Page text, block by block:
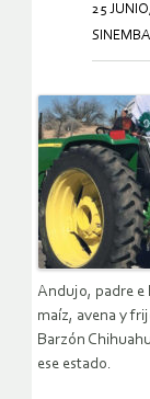
25
Andujo, padre e
maíz, avena y
Barzón
ese estado.